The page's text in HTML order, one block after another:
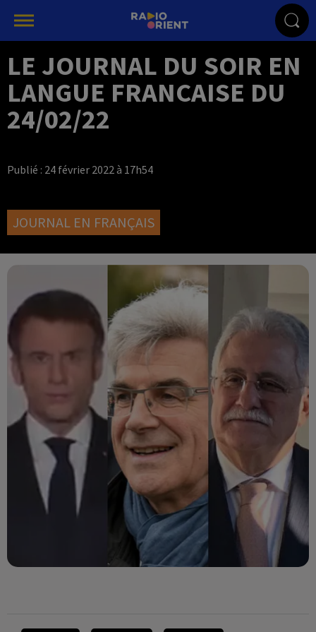
LE JOURNAL DU SOIR EN
LANGUE FRANCAISE DU
24/02/22
Publié : 24 février 2022 à 17h54
JOURNAL EN FRANÇAIS